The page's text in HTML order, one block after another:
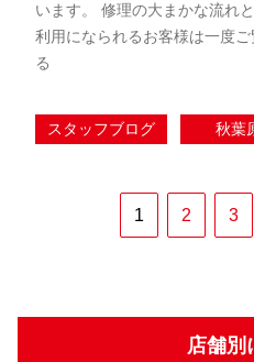
います。 修理の大まかな流れ
利用になられるお客様は一度
る
スタッフブログ 秋葉
1 2 3
店舗別